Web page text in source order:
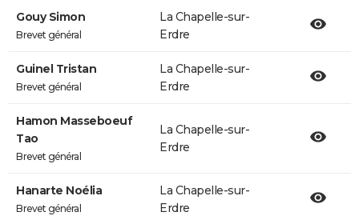
Gouy Simon
Brevet général
La Chapelle-sur-
Erdre
Guinel Tristan
Brevet général
La Chapelle-sur-
Erdre
Hamon Masseboeuf
Tao
Brevet général
La Chapelle-sur-
Erdre
Hanarte Noélia
Brevet général
La Chapelle-sur-
Erdre